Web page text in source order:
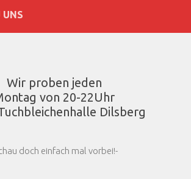
UNS
Wir proben jeden
von 20-22Uhr
Dilsberg
doch einfach mal vorbei!-